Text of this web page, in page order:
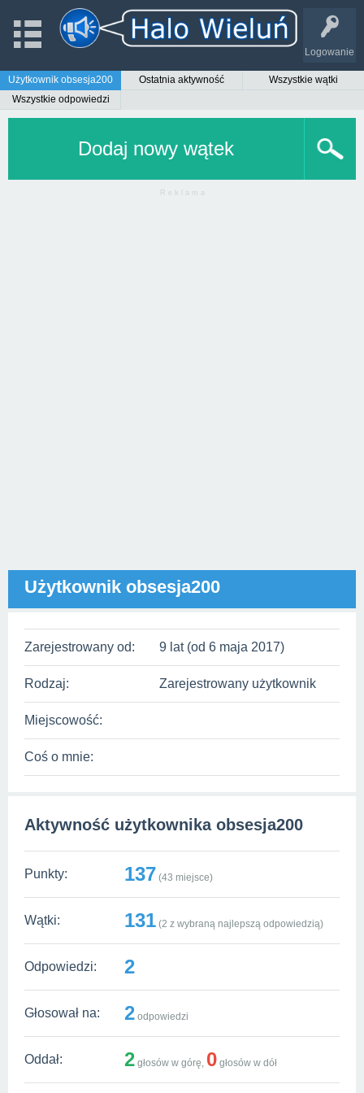
Logowanie
Użytkownik obsesja200 Ostatnia aktywność
Wszystkie wątki
Wszystkie odpowiedzi
Dodaj nowy wątek
R e k l a m a
Użytkownik obsesja200
Zarejestrowany od: 9 lat (od 6 maja 2017)
Rodzaj: Zarejestrowany użytkownik
Miejscowość:
Coś o mnie:
Aktywność użytkownika obsesja200
Punkty: 137 (43 miejsce)
Wątki: 131 (2 z wybraną najlepszą odpowiedzią)
Odpowiedzi: 2
Głosował na: 2 odpowiedzi
Oddał: 2 głosów w górę, 0 głosów w dół